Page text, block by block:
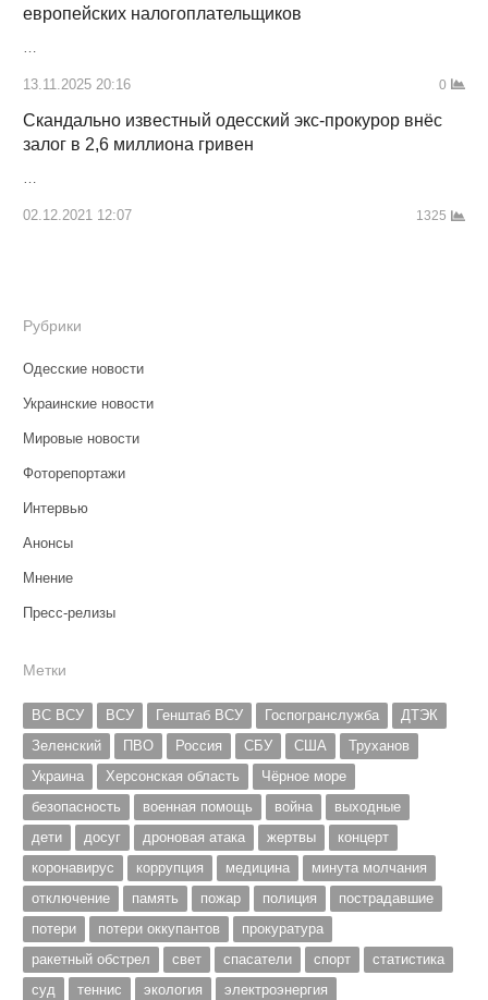
европейских налогоплательщиков
13.11.2025 20:16 0
Скандально известный одесский экс-прокурор внёс
залог в 2,6 миллиона гривен
…
02.12.2021 12:07 1325
Рубрики
Одесские новости
Украинские новости
Мировые новости
Фоторепортажи
Интервью
Анонсы
Мнение
Пресс-релизы
Метки
ВС ВСУ ВСУ Генштаб ВСУ Госпогранслужба
ДТЭК
Зеленский
ПВО Россия СБУ США
Труханов
Украина
Херсонская область
Чёрное море
безопасность
военная помощь война
выходные
дети
досуг дроновая атака жертвы
концерт
коронавирус
коррупция медицина
минута молчания
отключение
память пожар полиция
пострадавшие
потери
потери оккупантов
прокуратура
ракетный обстрел
свет спасатели спорт
статистика
суд
теннис экология
электроэнергия